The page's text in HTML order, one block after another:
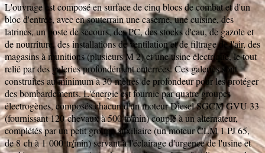
L'ouvrage est composé en surface de cinq blocs de combat et d'un
bloc d'entrée, avec en souterrain une caserne, une cuisine, des
latrines, un poste de secours, des PC, des stocks d'eau, de gazole et
de nourriture, des installations de ventilation et de filtrage de l'air, des
magasins à munitions (plusieurs M 2) et une usine électrique, le tout
relié par des galeries profondément enterrées. Ces galeries sont
construites au minimum à 30 mètres de profondeur pour les protéger
des bombardements. L'énergie est fournie par quatre groupes
électrogènes, composés chacun d'un moteur Diesel SGCM GVU 33
(fournissant 120 chevaux à 500 tr/min) couplé à un alternateur,
complétés par un petit groupe auxiliaire (un moteur CLM 1 PJ 65,
de8ch à1 000tr/min) servant à l'éclairage d'urgence de l'usine et